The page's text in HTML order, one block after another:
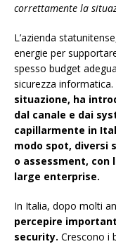
correttamente la
L’azienda
energie per
spesso budget
sicurezza informatica.
situazione, ha
dal canale e dai
capillarmente in
modo spot, diversi
o assessment, con
large enterprise.
In Italia, dopo molti
percepire
security. Crescono i